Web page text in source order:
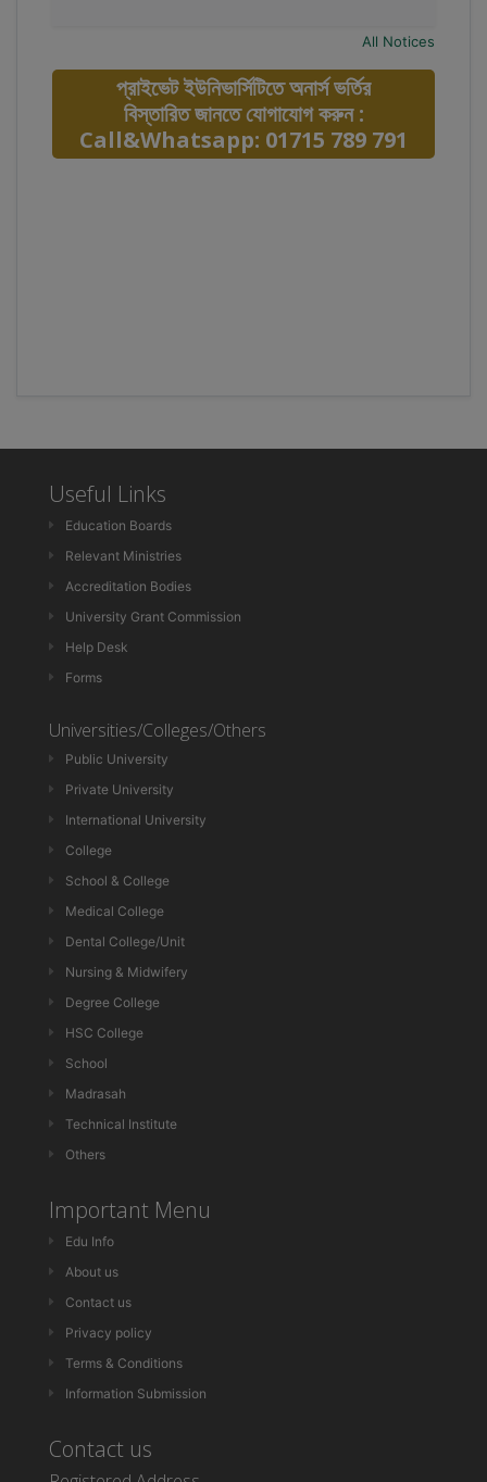
All Notices
প্রাইভেট ইউনিভার্সিটিতে অনার্স ভর্তির
বিস্তারিত জানতে যোগাযোগ করুন :
Call&Whatsapp: 01715 789 791
Useful Links
Education Boards
Relevant Ministries
Accreditation Bodies
University Grant Commission
Help Desk
Forms
Universities/Colleges/Others
Public University
Private University
International University
College
School & College
Medical College
Dental College/Unit
Nursing & Midwifery
Degree College
HSC College
School
Madrasah
Technical Institute
Others
Important Menu
Edu Info
About us
Contact us
Privacy policy
Terms & Conditions
Information Submission
Contact us